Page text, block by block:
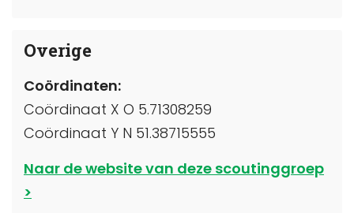
Overige
Coördinaten:
Coördinaat X O 5.71308259
Coördinaat Y N 51.38715555
Naar de website van deze scoutinggroep